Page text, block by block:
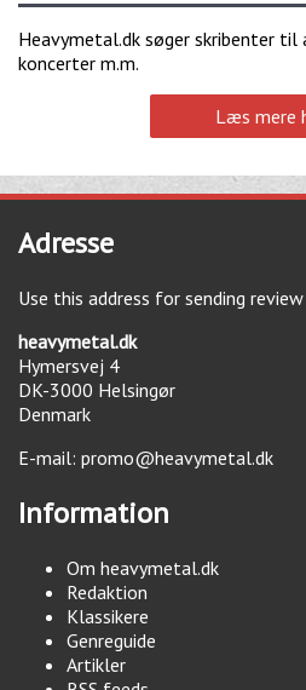
Heavymetal.dk søger skribenter til
koncerter m.m.
Læs mere
Adresse
Use this address for sending
heavymetal.dk
Hymersvej 4
DK-3000 Helsingør
Denmark
E-mail: promo@heavymetal.dk
Information
Om heavymetal.dk
Redaktion
Klassikere
Genreguide
Artikler